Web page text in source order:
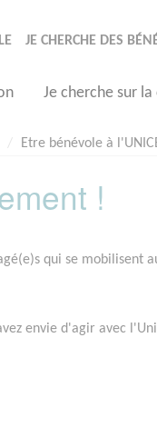
JE CHERCHE DES
Je cherche sur
Etre bénévole à
!
qui se mobilisent
envie d'agir avec